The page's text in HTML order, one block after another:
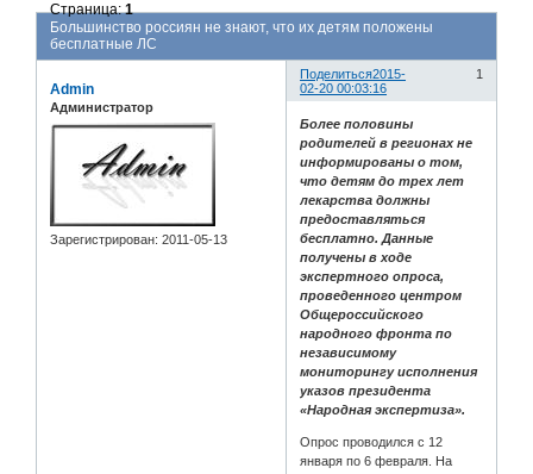
Большинство россиян не знают, что их детям положены
бесплатные ЛС
Страница:1
Поделиться 1
2015-
02-20 00:03:16
Admin
Администратор
Зарегистрирован: 2011-05-13
Более половины
родителей в регионах не
информированы о том,
что детям до трех лет
лекарства должны
предоставляться
бесплатно. Данные
получены в ходе
экспертного опроса,
проведенного центром
Общероссийского
народного фронта по
независимому
мониторингу исполнения
указов президента
«Народная экспертиза».
Опрос проводился с 12
января по 6 февраля. На